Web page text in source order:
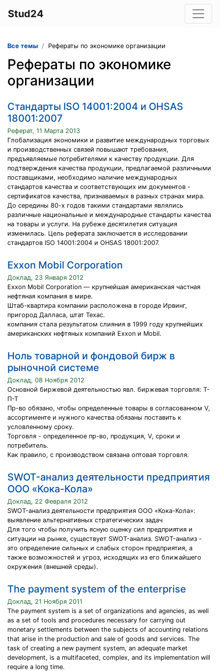
Stud24
Все темы Рефераты по экономике организации
Рефераты по экономике
организации
Cтандарты ISO 14001:2004 и OHSAS
18001:2007
Реферат, 11 Марта 2013
Глобализация экономики и развитие международных торговых
и производственных связей повышают требования,
предъявляемые потребителями к качеству продукции. Для
подтверждения качества продукции, предлагаемой различными
поставщиками, необходимо наличие международных
стандартов качества и соответствующих им документов -
сертификатов качества, признаваемых в разных странах мира.
До середины 80-х годов такими стандартами являлись
различные национальные и международные стандарты качества
на товары и услуги. На рубеже десятилетия ситуация
изменилась. Цель реферата заключается в исследовании
стандартов ISO 14001:2004 и OHSAS 18001:2007.
Exxon Mobil Corporation
Доклад, 23 Января 2012
Exxon Mobil Corporation — крупнейшая американская частная
нефтяная компания в мире.
Штаб-квартира компании расположена в городе Ирвинг,
пригород Далласа, штат Техас.
компания стала результатом слияния в 1999 году крупнейших
американских нефтяных компаний Exxon и Mobil.
Hоль товарной и фондовой бирж в
рыночной системе
Доклад, 08 Ноября 2012
Основной биржевой деятельностью явл. биржевая торговля: Т-
П-Т
Пр-во обязано, чтобы определенные товары в согласованном V,
ассортименте и нужного качества обязаны поставить к
условленному сроку.
Торговля - определенное пр-во, продукция, V, сроки и
потребитель.
Как правило, с производством связана оптовая торговля.
SWOT-анализ деятельности предприятия
ООО «Кока-Кола»
Доклад, 22 Февраля 2012
SWOT-анализ деятельности предприятия ООО «Кока-Кола»:
выявление альтернативных стратегических задач
Для того чтобы получить ясную оценку сил предприятия и
ситуации на рынке, существует SWOT-анализ. SWOT-анализ -
это определение сильных и слабых сторон предприятия, а
также возможностей и угроз, исходящих из его ближайшего
окружения (внешней среды).
The payment system of the enterprise
Доклад, 21 Ноября 2011
The payment system is a set of organizations and agencies, as well
as a set of tools and procedures necessary for carrying out
monetary settlements between the subjects of accounting relations
that arise in the production and sale of goods and services. The
task of creating a new payment system, an adequate market
development, is a multifaceted, complex, and its implementation will
require a long time.